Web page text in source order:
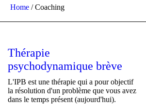
Home /Сoaching
Thérapie
psychodynamique brève
L'IPB est une thérapie qui a pour objectif
la résolution d'un problème que vous avez
dans le temps présent (aujourd'hui).